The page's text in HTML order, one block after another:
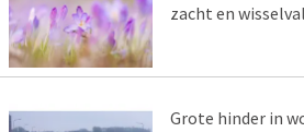
zacht en
Grote hinder in